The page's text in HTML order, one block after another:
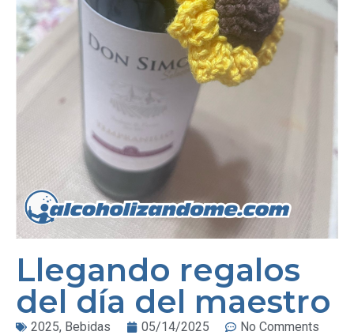
Llegando regalos
del día del maestro
2025, Bebidas 05/14/2025 No Comments